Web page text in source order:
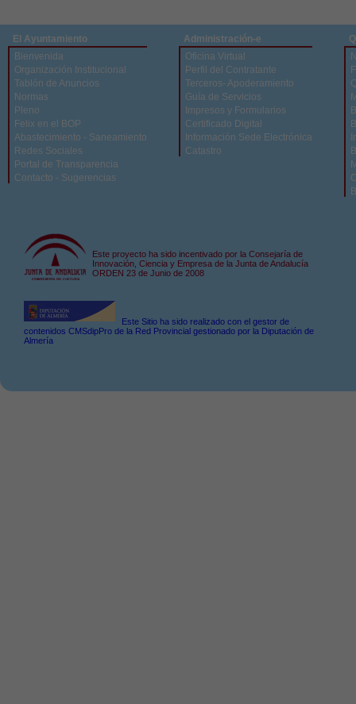
El Ayuntamiento
Bienvenida
Organización Institucional
Tablón de Anuncios
Normas
Pleno
Felix en el BOP
Abastecimiento - Saneamiento
Redes Sociales
Portal de Transparencia
Contacto - Sugerencias
Administración-e
Oficina Virtual
Perfil del Contratante
Terceros- Apoderamiento
Guía de Servicios
Impresos y Formularios
Certificado Digital
Información Sede Electrónica
Catastro
Este proyecto ha sido incentivado por la Consejaría de
Innovación, Ciencia y Empresa de la Junta de Andalucía
ORDEN 23 de Junio de 2008
Este Sitio ha sido realizado con el gestor de
contenidos CMSdipPro de la Red Provincial gestionado por la Diputación de
Almería